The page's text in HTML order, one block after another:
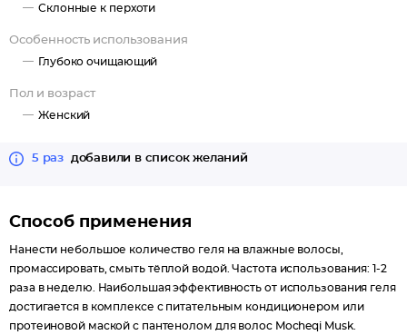
Склонные к перхоти
Особенность использования
Глубоко очищающий
Пол и возраст
Женский
5 раз добавили в список желаний
Способ применения
Нанести небольшое количество геля на влажные волосы,
промассировать, смыть тёплой водой. Частота использования: 1-2
раза в неделю. Наибольшая эффективность от использования геля
достигается в комплексе с питательным кондиционером или
протеиновой маской с пантенолом для волос Mоcheqi Musk.